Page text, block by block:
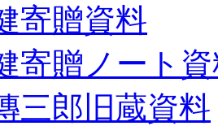
寄贈資料
寄贈ノート
三郎旧蔵資料